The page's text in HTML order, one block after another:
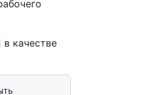
в качестве